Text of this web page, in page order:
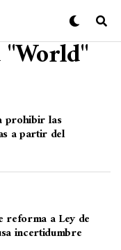
"World"
prohibir las
a partir del
reforma a Ley de
incertidumbre